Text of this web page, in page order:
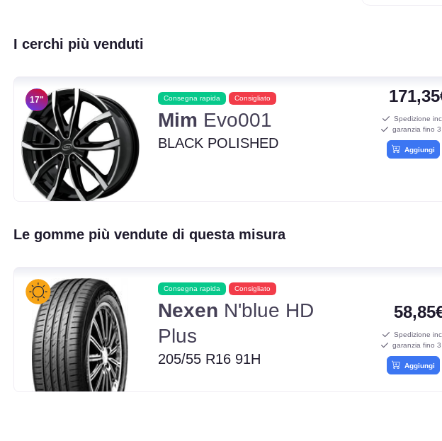
I cerchi più venduti
17" Consegna rapida Consigliato
Mim Evo001
BLACK POLISHED
Spedizione
garanzia fino 3
Aggiungi
Le gomme più vendute di questa misura
Consegna rapida Consigliato
Nexen N'blue HD
Plus
205/55 R16 91H
Spedizione
garanzia fino 3
Aggiungi